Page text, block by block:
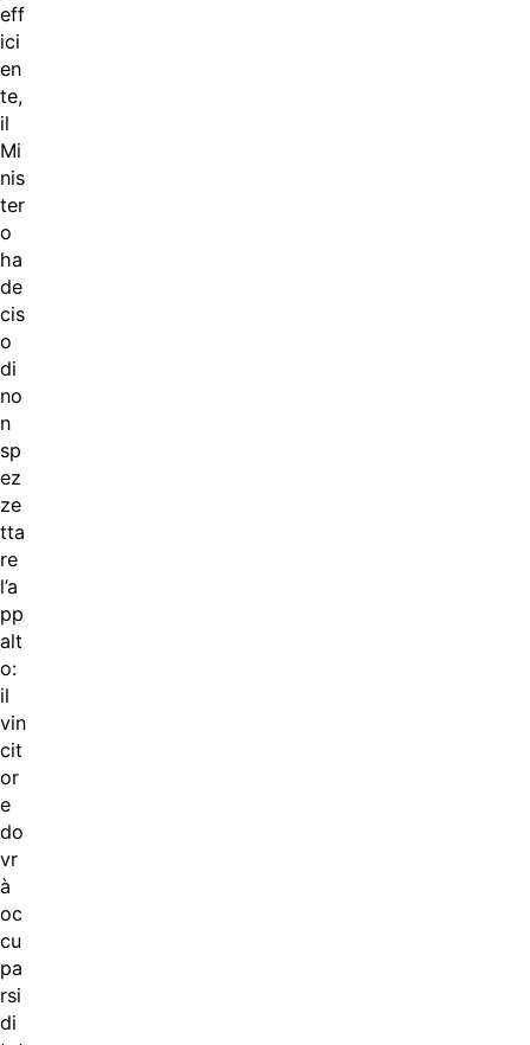
eff
ici
en
te,
il
Mi
nis
ter
o
ha
de
cis
o
di
no
n
sp
ez
ze
tta
re
l’a
pp
alt
o:
il
vin
cit
or
e
do
vr
à
oc
cu
pa
rsi
di